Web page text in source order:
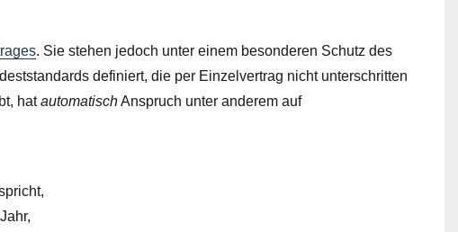
. Sie stehen jedoch unter einem besonderen Schutz des
definiert, die per Einzelvertrag nicht unterschritten
hatautomatischAnspruch unter anderem auf